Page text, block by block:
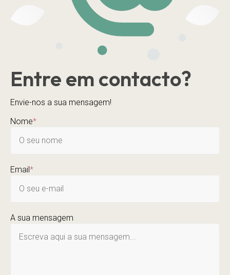
Entre em contacto?
Envie-nos a sua mensagem!
Nome*
Email*
A sua mensagem